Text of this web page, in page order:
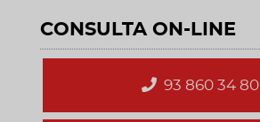
CONSULTA ON-LINE
93 860 34 80